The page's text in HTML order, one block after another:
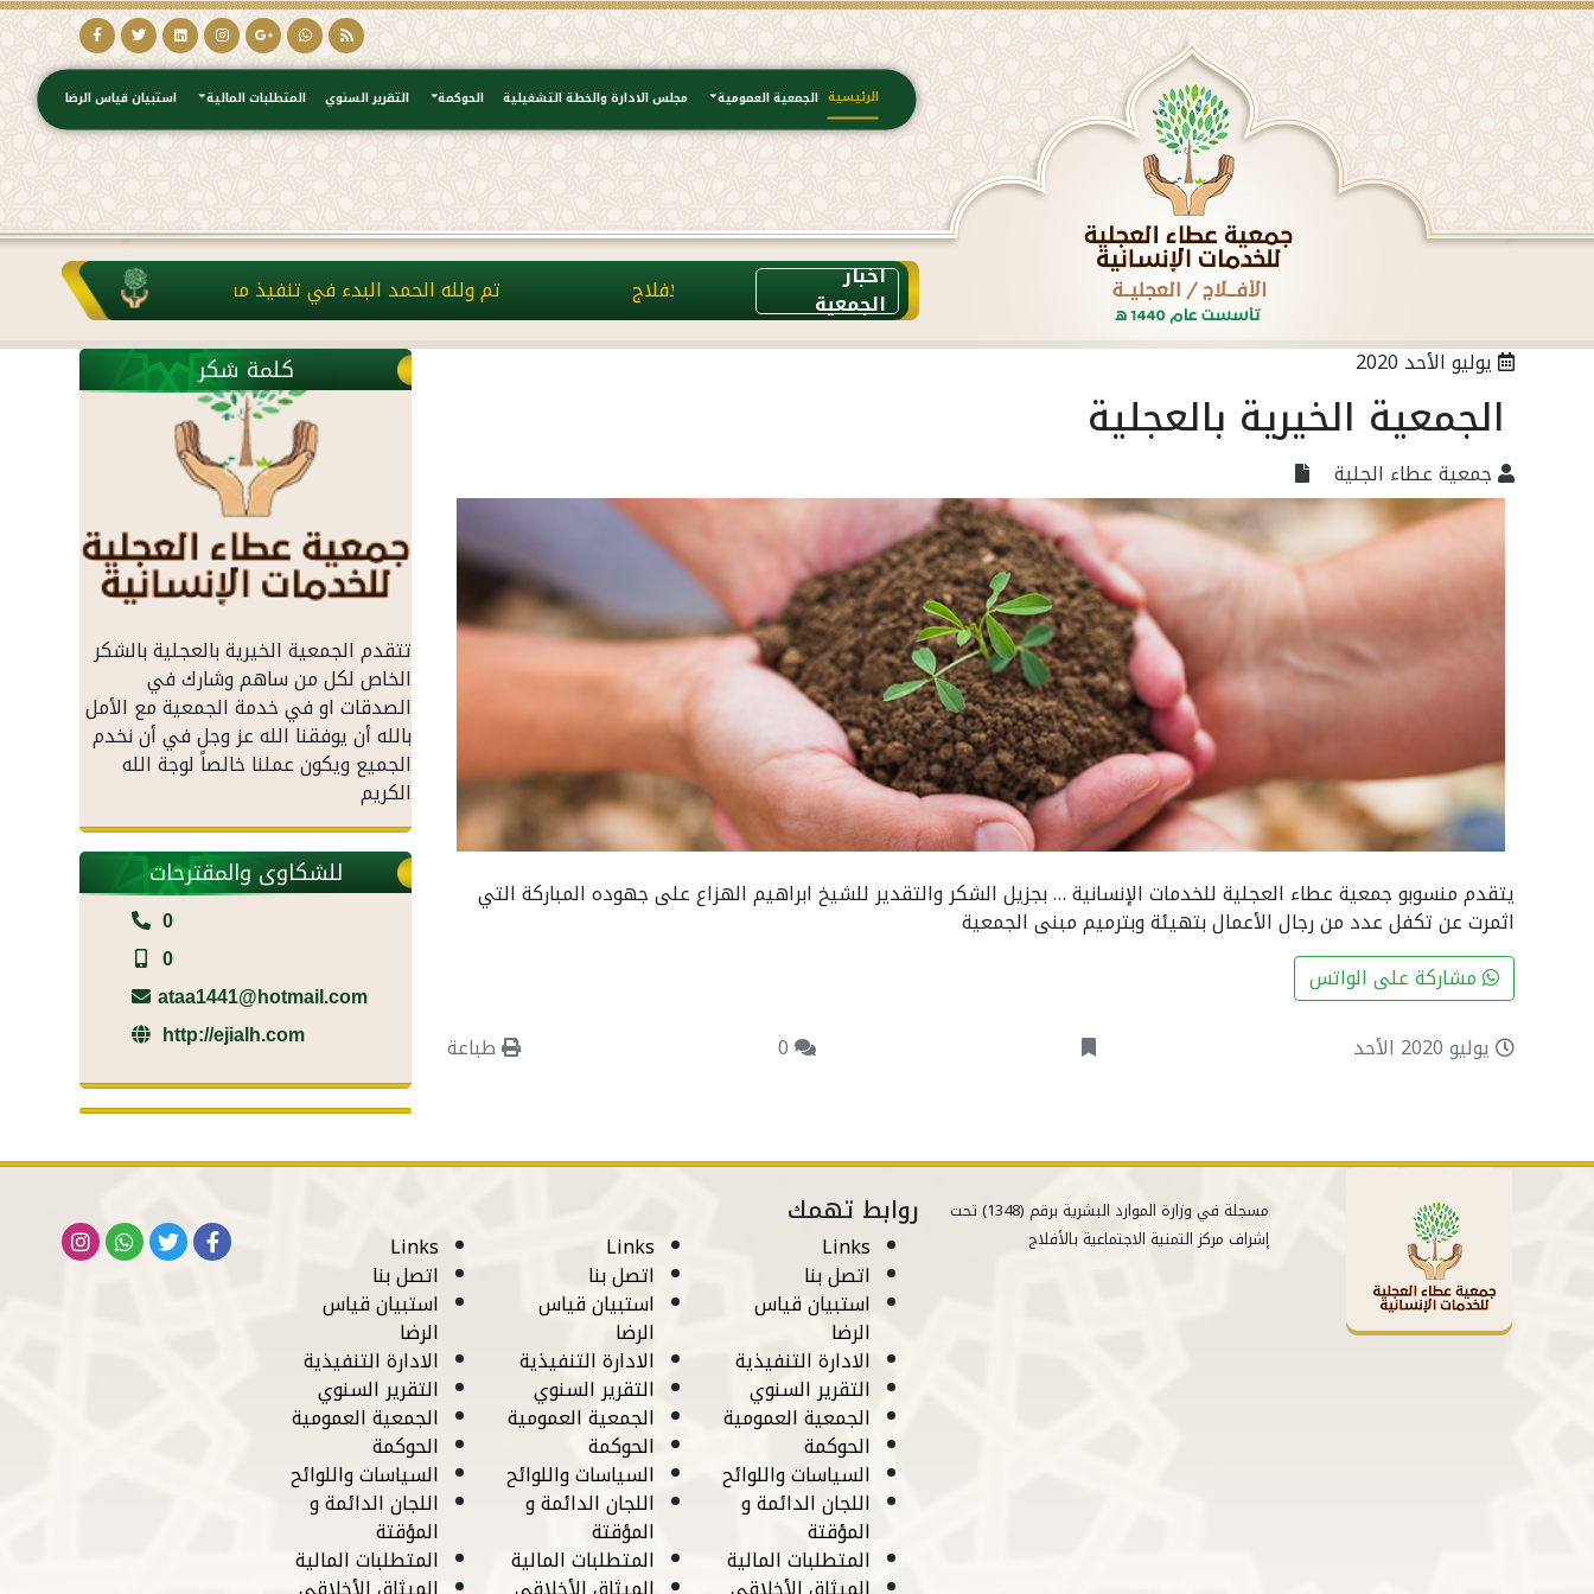
الرئيسية الجمعية العمومية مجلس الادارة والخطة التشغيلية الحوكمة التقرير السنوي المتطلبات المالية استبيان قياس الرضا
اخبار
الجمعية تمت اليوم الثلاثاء الموافق ١٤٤١/١١/٢٣ زيارة ممثلي التنمية الاجتماعية بالافلاج
تم ولله الحمد البدء في تنفيذ مشروع كفالة الأرامل والمطلقات
يوليو الأحد 2020
الجمعية الخيرية بالعجلية
جمعية عطاء الجلية
يتقدم منسوبو جمعية عطاء العجلية للخدمات الإنسانية … بجزيل الشكر والتقدير للشيخ ابراهيم الهزاع على جهوده المباركة التي
اثمرت عن تكفل عدد من رجال الأعمال بتهيئة وبترميم مبنى الجمعية
مشاركة على الواتس
يوليو 2020 الأحد
0 طباعة
كلمة شكر
تتقدم الجمعية الخيرية بالعجلية بالشكر
الخاص لكل من ساهم وشارك في
الصدقات او في خدمة الجمعية مع الأمل
بالله أن يوفقنا الله عز وجل في أن نخدم
الجميع ويكون عملنا خالصاً لوجة الله
الكريم
للشكاوى والمقترحات
0
0
ataa1441@hotmail.com
http://ejialh.com
مسجلة في وزارة الموارد البشرية برقم (1348) تحت
إشراف مركز التمنية الاجتماعية بالأفلاج
روابط تهمك
Links
اتصل بنا
استبيان قياس
الرضا
الادارة التنفيذية
التقرير السنوي
الجمعية العمومية
الحوكمة
السياسات واللوائح
اللجان الدائمة و
المؤقتة
المتطلبات المالية
Links
اتصل بنا
استبيان قياس
الرضا
الادارة التنفيذية
التقرير السنوي
الجمعية العمومية
الحوكمة
السياسات واللوائح
اللجان الدائمة و
المؤقتة
المتطلبات المالية
Links
اتصل بنا
استبيان قياس
الرضا
الادارة التنفيذية
التقرير السنوي
الجمعية العمومية
الحوكمة
السياسات واللوائح
اللجان الدائمة و
المؤقتة
المتطلبات المالية